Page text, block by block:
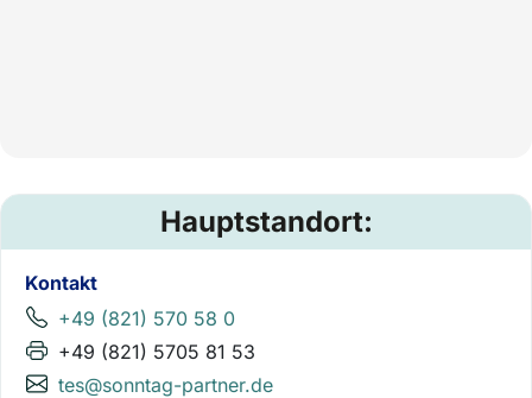
Hauptstandort:
Kontakt
+49 (821) 570 58 0
+49 (821) 5705 81 53
tes@sonntag-partner.de